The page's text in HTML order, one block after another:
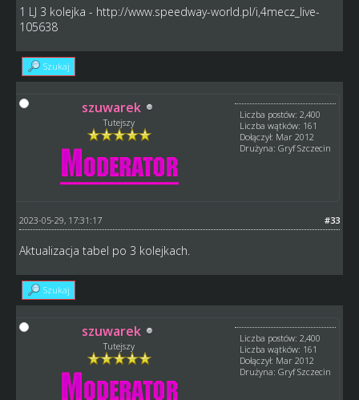
1 LJ 3 kolejka - http://www.speedway-world.pl/i,4mecz_live-
105638
Szukaj
szuwarek
Tutejszy
Liczba postów: 2,400
Liczba wątków: 161
Dołączył: Mar 2012
Drużyna: Gryf Szczecin
#33
2023-05-29, 17:31:17
Aktualizacja tabel po 3 kolejkach.
Szukaj
szuwarek
Tutejszy
Liczba postów: 2,400
Liczba wątków: 161
Dołączył: Mar 2012
Drużyna: Gryf Szczecin